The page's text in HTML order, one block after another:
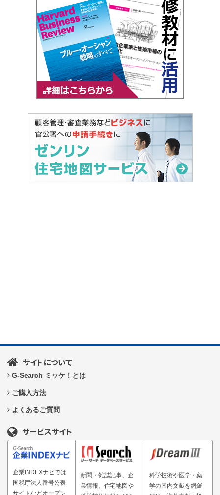
サイトについて
G-Search ミッケ！とは
ご購入方法
よくあるご質問
サービスサイト
企業INDEXナビでは
国税庁法人番号公表
サイトなどオープン
新聞・雑誌記事、企
業情報、住宅地図や
科学技術や医学・薬
学の国内文献を網羅